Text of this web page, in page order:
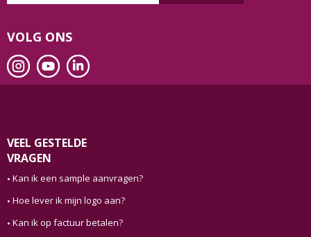
VOLG ONS
VEEL GESTELDE
VRAGEN
Kan ik een sample aanvragen?
Hoe lever ik mijn logo aan?
Kan ik op factuur betalen?